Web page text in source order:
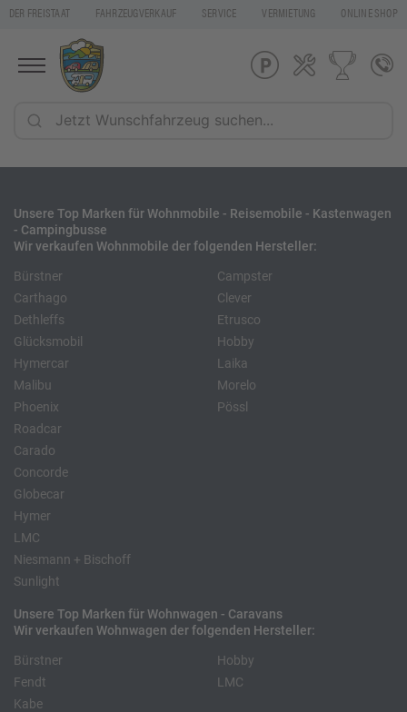
DER FREISTAAT FAHRZEUGVERKAUF SERVICE VERMIETUNG ONLINE SHOP
Unsere Top Marken für Wohnmobile - Reisemobile - Kastenwagen
- Campingbusse
Wir verkaufen Wohnmobile der folgenden Hersteller:
Bürstner
Carthago
Dethleffs
Glücksmobil
Hymercar
Malibu
Phoenix
Roadcar
Campster
Clever
Etrusco
Hobby
Laika
Morelo
Pössl
Carado
Concorde
Globecar
Hymer
LMC
Niesmann + Bischoff
Sunlight
Unsere Top Marken für Wohnwagen - Caravans
Wir verkaufen Wohnwagen der folgenden Hersteller:
Bürstner
Fendt
Kabe
Hobby
LMC